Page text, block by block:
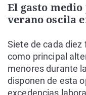
El gasto
verano oscila
Siete de cada
como principal
menores durante
disponen de esta
excedencias